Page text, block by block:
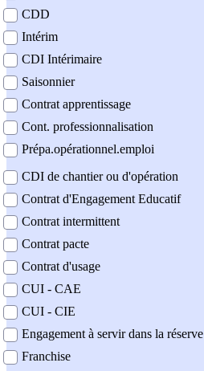
CDD
Intérim
CDI Intérimaire
Saisonnier
Contrat apprentissage
Cont. professionnalisation
Prépa.opérationnel.emploi
CDI de chantier ou d'opération
Contrat d'Engagement Educatif
Contrat intermittent
Contrat pacte
Contrat d'usage
CUI - CAE
CUI - CIE
Engagement à servir dans la réserve
Franchise